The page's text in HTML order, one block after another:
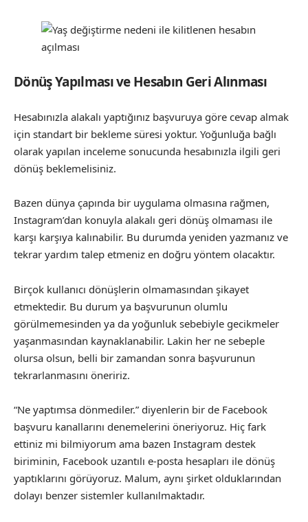
Dönüş Yapılması ve Hesabın Geri Alınması
Hesabınızla alakalı yaptığınız başvuruya göre cevap almak
için standart bir bekleme süresi yoktur. Yoğunluğa bağlı
olarak yapılan inceleme sonucunda hesabınızla ilgili geri
dönüş beklemelisiniz.
Bazen dünya çapında bir uygulama olmasına rağmen,
Instagram’dan konuyla alakalı geri dönüş olmaması ile
karşı karşıya kalınabilir. Bu durumda yeniden yazmanız ve
tekrar yardım talep etmeniz en doğru yöntem olacaktır.
Birçok kullanıcı dönüşlerin olmamasından şikayet
etmektedir. Bu durum ya başvurunun olumlu
görülmemesinden ya da yoğunluk sebebiyle gecikmeler
yaşanmasından kaynaklanabilir. Lakin her ne sebeple
olursa olsun, belli bir zamandan sonra başvurunun
tekrarlanmasını öneririz.
“Ne yaptımsa dönmediler.” diyenlerin bir de Facebook
başvuru kanallarını denemelerini öneriyoruz. Hiç fark
ettiniz mi bilmiyorum ama bazen Instagram destek
biriminin, Facebook uzantılı e-posta hesapları ile dönüş
yaptıklarını görüyoruz. Malum, aynı şirket olduklarından
dolayı benzer sistemler kullanılmaktadır.